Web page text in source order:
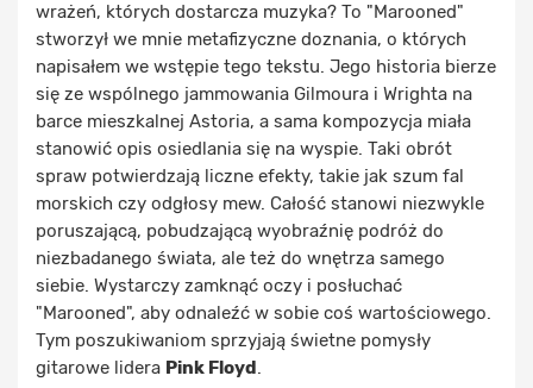
wrażeń, których dostarcza muzyka? To "Marooned"
stworzył we mnie metafizyczne doznania, o których
napisałem we wstępie tego tekstu. Jego historia bierze
się ze wspólnego jammowania Gilmoura i Wrighta na
barce mieszkalnej Astoria, a sama kompozycja miała
stanowić opis osiedlania się na wyspie. Taki obrót
spraw potwierdzają liczne efekty, takie jak szum fal
morskich czy odgłosy mew. Całość stanowi niezwykle
poruszającą, pobudzającą wyobraźnię podróż do
niezbadanego świata, ale też do wnętrza samego
siebie. Wystarczy zamknąć oczy i posłuchać
"Marooned", aby odnaleźć w sobie coś wartościowego.
Tym poszukiwaniom sprzyjają świetne pomysły
gitarowe lidera Pink Floyd.